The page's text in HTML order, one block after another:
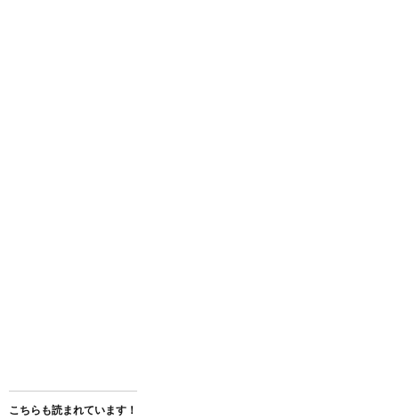
こちらも読まれています！